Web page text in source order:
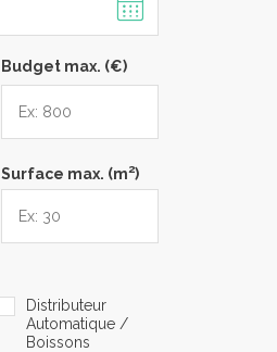
Budget max. (€)
Surface max. (m2)
Distributeur
Automatique /
Boissons